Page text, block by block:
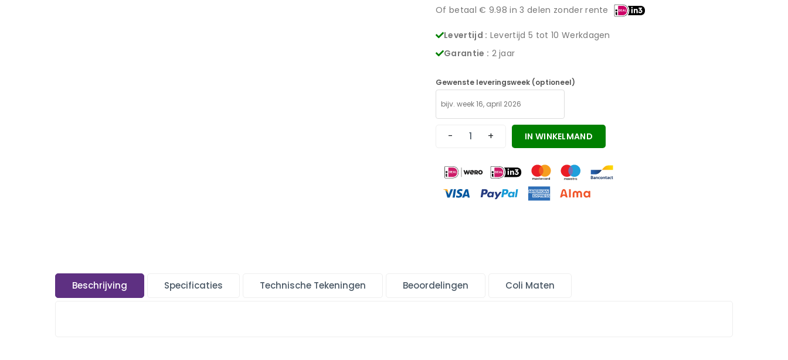
Of betaal € 9.98 in 3 delen zonder rente
Levertijd : Levertijd 5 tot 10 Werkdagen
Garantie : 2 jaar
Gewenste leveringsweek (optioneel)
- + IN WINKELMAND
Beschrijving Specificaties Technische Tekeningen Beoordelingen Coli Maten